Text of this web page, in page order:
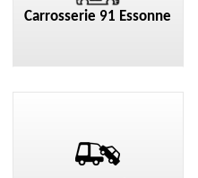
Carrosserie 91 Essonne